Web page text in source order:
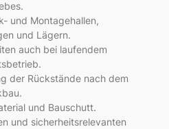
und Montagehallen,
und Lägern.
auch bei laufendem
der Rückstände nach dem
und Bauschutt.
und sicherheitsrelevanten